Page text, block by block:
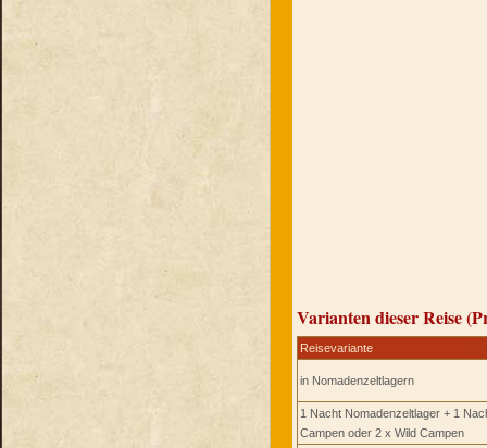
Varianten dieser Reise
Reisevariante
in Nomadenzeltlagern
1 Nacht Nomadenzeltlager + 1
Campen oder 2 x Wild Campen